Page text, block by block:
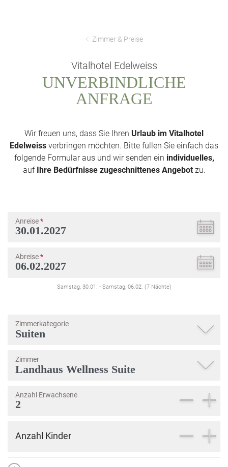
Zimmer & Preise
Vitalhotel Edelweiss
UNVERBINDLICHE
ANFRAGE
Wir freuen uns, dass Sie Ihren Urlaub im Vitalhotel
Edelweiss verbringen möchten. Bitte füllen Sie einfach das
folgende Formular aus und wir senden ein individuelles,
auf Ihre Bedürfnisse zugeschnittenes Angebotzu.
Anreise*
Abreise*
Samstag, 30.01. - Samstag, 06.02. (7 Nächte)
Zimmerkategorie
Zimmer
Anzahl Erwachsene
Anzahl Kinder